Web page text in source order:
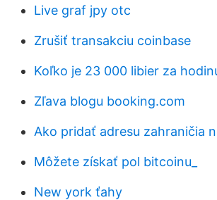
Live graf jpy otc
Zrušiť transakciu coinbase
Koľko je 23 000 libier za
Zľava blogu booking.com
Ako pridať adresu zahraničia
Môžete získať pol bitcoinu_
New york ťahy